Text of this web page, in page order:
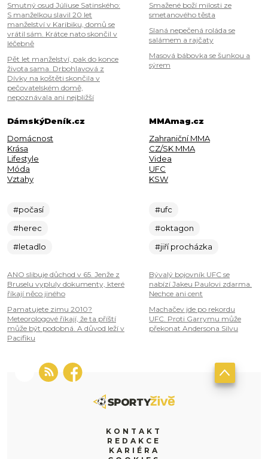
Smutný osud Júliuse Satinského:
S manželkou slavil 20 let
manželství v Karibiku, domů se
vrátil sám. Krátce nato skončil v
léčebně
Pět let manželství, pak do konce
života sama. Drbohlavová z
Dívky na koštěti skončila v
pečovatelském domě,
nepoznávala ani nejbližší
Smažené boží milosti ze
smetanového těsta
Slaná nepečená roláda se
salámem a rajčaty
Masová bábovka se šunkou a
sýrem
DámskýDeník.cz
Domácnost
Krása
Lifestyle
Móda
Vztahy
#počasí
#herec
#letadlo
ANO slibuje důchod v 65. Jenže z
Bruselu vypluly dokumenty, které
říkají něco jiného
Pamatujete zimu 2010?
Meteorologové říkají, že ta příští
může být podobná. A důvod leží v
Pacifiku
MMAmag.cz
Zahraniční MMA
CZ/SK MMA
Videa
UFC
KSW
#ufc
#oktagon
#jiří procházka
Bývalý bojovník UFC se
nabízí Jakeu Paulovi zdarma.
Nechce ani cent
Machačev jde po rekordu
UFC. Proti Garrymu může
překonat Andersona Silvu
KONTAKT
REDAKCE
KARIÉRA